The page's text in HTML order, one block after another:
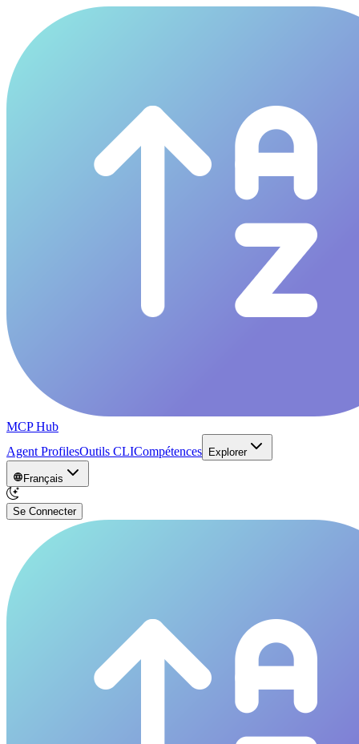
MCP Hub
Agent ProfilesOutils CLICompétences Explorer
Français
Se Connecter